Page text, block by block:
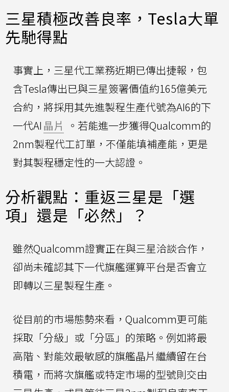
三星積極改善良率，Tesla大單
先馳得點
事實上，三星代工業務近期已傳出捷報，包
含Tesla傳出已與三星簽署價值約165億美元
合約，將採用其先進製程生產代號為AI6的下
一代AI 晶片
。若能進一步獲得Qualcomm的
2nm製程代工訂單，不僅能填補產能，更是
對其製程穩定性的一大認證。
分析觀點：重返三星是「選
項」還是「必然」？
雖然Qualcomm證實正在與三星洽談合作，
卻尚未確認其下一代旗艦運算平台是否會立
即轉以三星製程生產。
從目前的市場態勢來看，Qualcomm更可能
採取「分級」或「分區」的策略。例如將最
高階、對能效最敏感的旗艦晶片繼續留在台
積電，而將次旗艦或特定市場的型號則交由